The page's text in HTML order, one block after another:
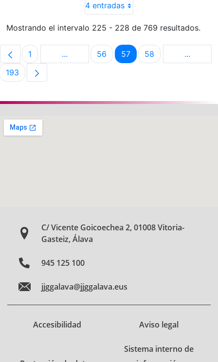
4 entradas
Mostrando el intervalo 225 - 228 de 769 resultados.
Página
1 ...Páginas intermedias Use TAB para
Página
56 Página
57 Página
58 ...
Página
193
C/ Vicente Goicoechea 2, 01008 Vitoria-
Gasteiz, Álava
945 125 100
jjggalava@jjggalava.eus
Accesibilidad Aviso legal
Sistema interno de